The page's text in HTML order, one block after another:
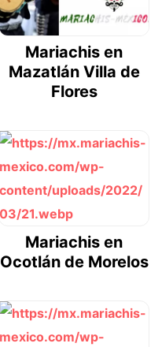
Mariachis en
Mazatlán Villa de
Flores
Mariachis en
Ocotlán de Morelos